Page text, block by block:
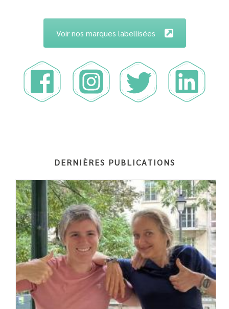
Voir nos marques labellisées
DERNIÈRES PUBLICATIONS